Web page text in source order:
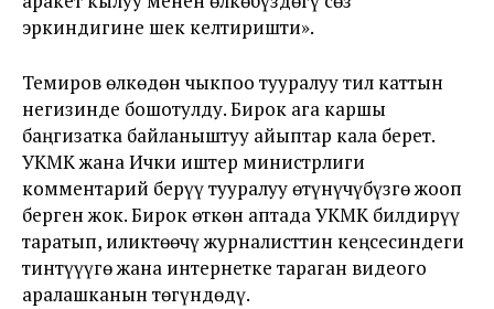
эркиндигине шек келтиришти».
Темиров өлкөдөн чыкпоо тууралуу тил каттын
негизинде бошотулду. Бирок ага каршы
баңгизатка байланыштуу айыптар кала берет.
УКМК жана Ички иштер министрлиги
комментарий берүү тууралуу өтүнүчүбүзгө жооп
берген жок. Бирок өткөн аптада УКМК билдирүү
таратып, иликтөөчү журналисттин кеңсесиндеги
тинтүүүгө жана интернетке тараган видеого
аралашканын төгүндөдү.